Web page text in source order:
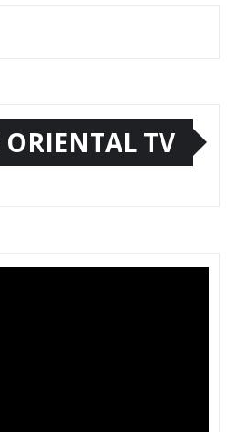
TV